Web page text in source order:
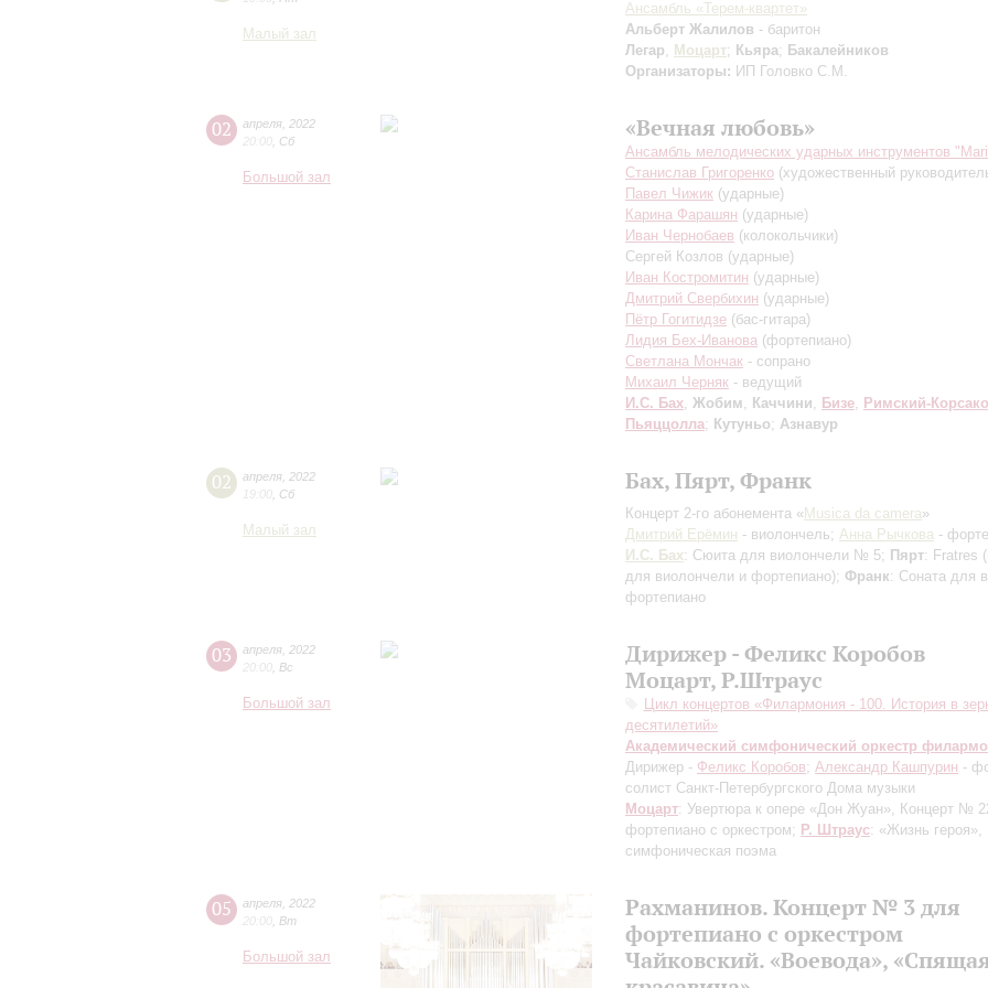
Малый зал
Ансамбль «Терем-квартет»
Альберт Жалилов - баритон
Легар, Моцарт; Кьяра; Бакалейников
Организаторы: ИП Головко С.М.
02 апреля 2022
20:00 Сб
Большой зал
«Вечная любовь»
Ансамбль мелодических ударных инструментов
Станислав Григоренко (художественный
Павел Чижик (ударные)
Карина Фарашян (ударные)
Иван Чернобаев (колокольчики)
Сергей Козлов (ударные)
Иван Костромитин (ударные)
Дмитрий Свербихин (ударные)
Пётр Гогитидзе (бас-гитара)
Лидия Бех-Иванова (фортепиано)
Светлана Мончак - сопрано
Михаил Черняк - ведущий
И.С. Бах, Жобим, Каччини, Бизе, Римский-
Пьяццолла; Кутуньо; Азнавур
02 апреля 2022
19:00 Сб
Малый зал
Бах, Пярт, Франк
Концерт 2-го абонемента « Musica dа сamera»
Дмитрий Ерёмин - виолончель; Анна Рычкова -
И.С. Бах: Сюита для виолончели № 5; Пярт: Fratres
для виолончели и фортепиано); Франк: Соната для
фортепиано
03 апреля 2022
20:00 Вс
Большой зал
Дирижер - Феликс Коробов
Моцарт, Р.Штраус
Цикл концертов «Филармония - 100. История в
десятилетий»
Академический симфонический оркестр
Дирижер - Феликс Коробов; Александр Кашпурин -
солист Санкт-Петербургского Дома музыки
Моцарт: Увертюра к опере «Дон Жуан», Концерт №
фортепиано с оркестром; Р. Штраус: «Жизнь героя»,
симфоническая поэма
05 апреля 2022
20:00 Вт
Большой зал
Рахманинов. Концерт № 3 для
фортепиано с оркестром
Чайковский. «Воевода»,